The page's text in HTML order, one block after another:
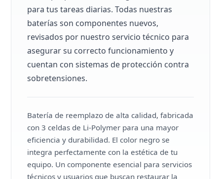
para tus tareas diarias. Todas nuestras
baterías son componentes nuevos,
revisados por nuestro servicio técnico para
asegurar su correcto funcionamiento y
cuentan con sistemas de protección contra
sobretensiones.
Batería de reemplazo de alta calidad, fabricada
con 3 celdas de Li-Polymer para una mayor
eficiencia y durabilidad. El color negro se
integra perfectamente con la estética de tu
equipo. Un componente esencial para servicios
técnicos y usuarios que buscan restaurar la